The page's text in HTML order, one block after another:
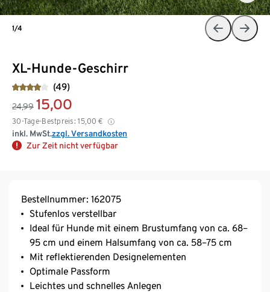
XL-Hunde-Geschirr
(49)
24,99 15,00
30-Tage-Bestpreis: 15,00 €
inkl. MwSt.zzgl. Versandkosten
Zur Zeit nicht verfügbar
1/4
Bestellnummer: 162075
Stufenlos verstellbar
Ideal für Hunde mit einem Brustumfang von ca. 68–
95 cm und einem Halsumfang von ca. 58–75 cm
Mit reflektierenden Designelementen
Optimale Passform
Leichtes und schnelles Anlegen